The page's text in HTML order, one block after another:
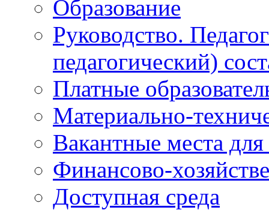
Образование
Руководство.
педагогический)
Платные
Материально-
Вакантные места
Финансово-
Доступная среда